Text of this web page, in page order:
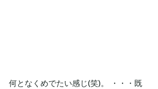
何となくめでたい感じ(笑)。 ・・・既